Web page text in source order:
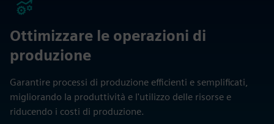
Ottimizzare le operazioni di
produzione
Garantire processi di produzione efficienti e semplificati,
migliorando la produttività e l'utilizzo delle risorse e
riducendo i costi di produzione.